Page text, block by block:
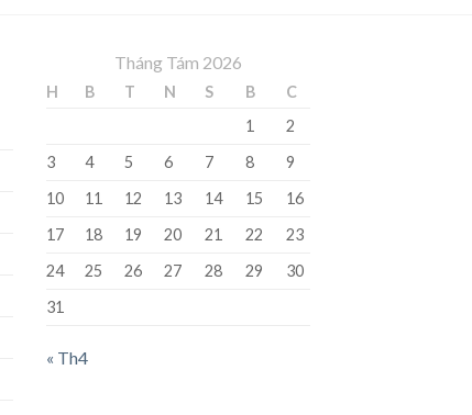
Tháng Tám 2026
H B T N S B
C
1
2
3
4 5 6 7 8
9
10
11 12 13 14 15
16
17
18 19 20 21 22
23
24
25 26 27 28 29
30
31
« Th4